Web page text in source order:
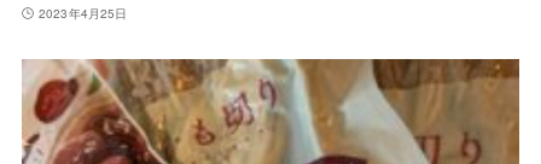
2023年4月25日